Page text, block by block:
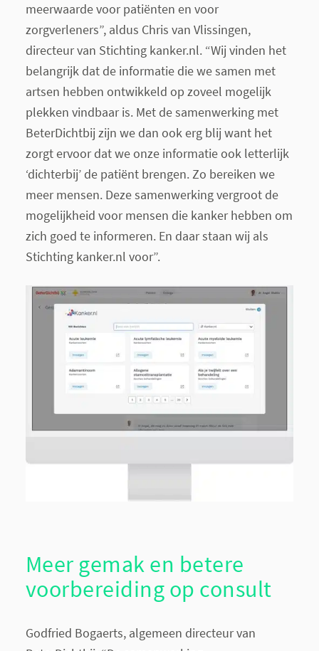
meerwaarde voor patiënten en voor
zorgverleners”, aldus Chris van Vlissingen,
directeur van Stichting kanker.nl. “Wij vinden het
belangrijk dat de informatie die we samen met
artsen hebben ontwikkeld op zoveel mogelijk
plekken vindbaar is. Met de samenwerking met
BeterDichtbij zijn we dan ook erg blij want het
zorgt ervoor dat we onze informatie ook letterlijk
‘dichterbij’ de patiënt brengen. Zo bereiken we
meer mensen. Deze samenwerking vergroot de
mogelijkheid voor mensen die kanker hebben om
zich goed te informeren. En daar staan wij als
Stichting kanker.nl voor”.
Meer gemak en betere
voorbereiding op consult
Godfried Bogaerts, algemeen directeur van